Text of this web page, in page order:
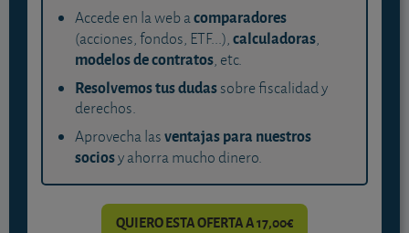
Accede en la web acomparadores
(acciones, fondos, ETF...),calculadoras,
modelos de contratos, etc.
Resolvemos tus dudassobre fiscalidad y
derechos.
Aprovecha lasventajas para nuestros
sociosy ahorra mucho dinero.
QUIERO ESTA OFERTA A 17,00€